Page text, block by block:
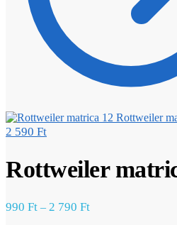
Rottweiler
2 590 Ft
Rottweiler
990 Ft – 2 790 Ft